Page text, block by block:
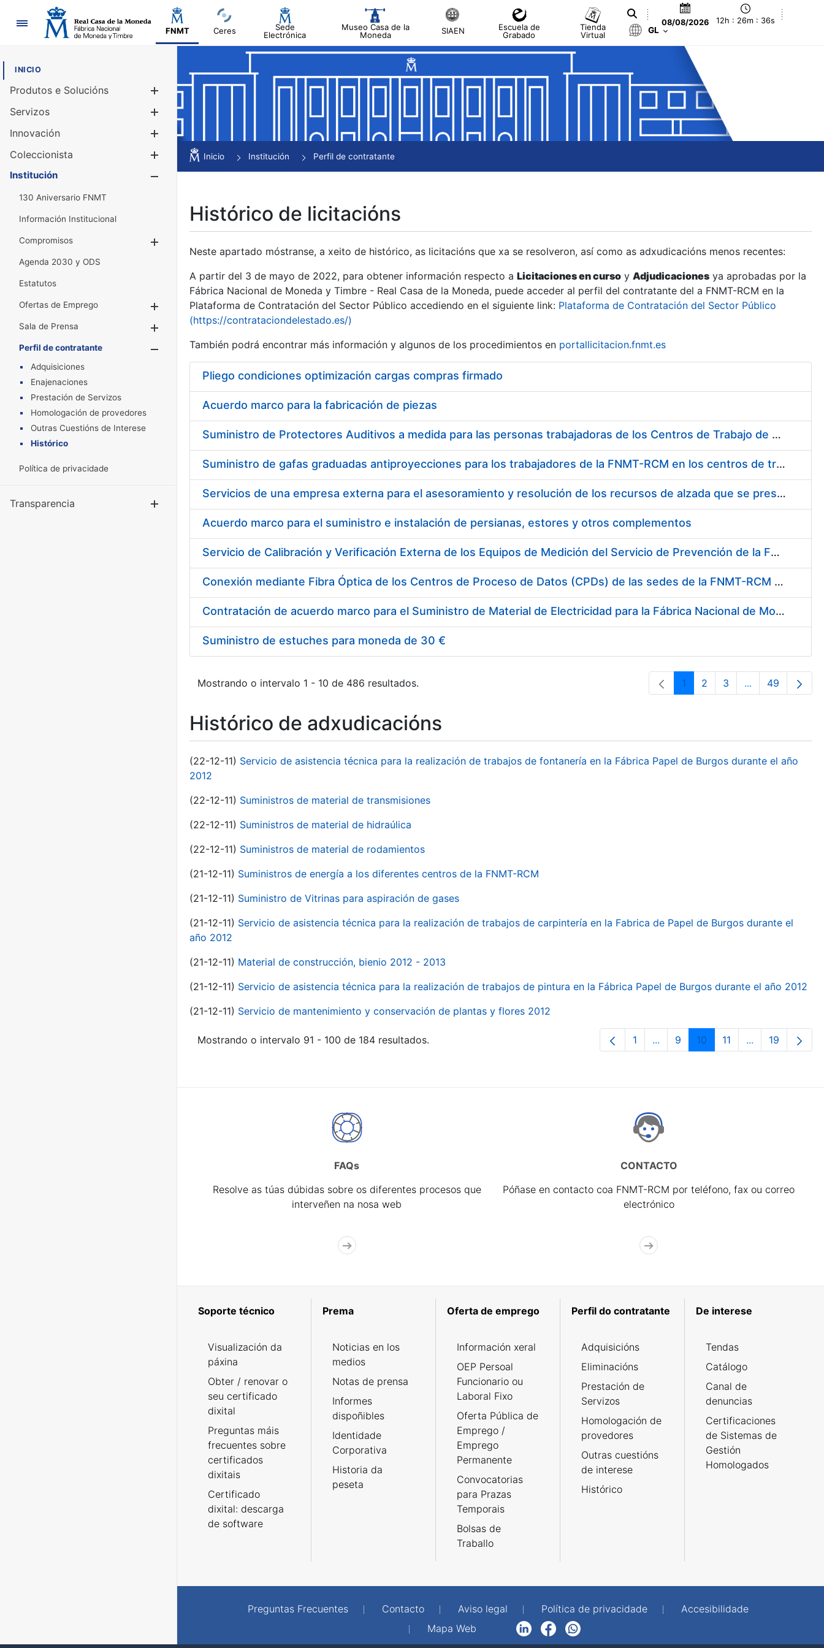
Navegación
FNMT Ceres
Sede
Electrónica
Museo Casa de la
Moneda
SIAEN
Escuela de
Grabado
Tienda
Virtual
08/08/2026 12h : 26m : 37s
GL
INICIO
Produtos e Solucións
Mostrar/Ocultar
Servizos
Innovación
Coleccionista
Mostrar/Ocultar
Institución
130 Aniversario FNMT
Información Institucional
Compromisos
Agenda 2030 y ODS
Estatutos
Ofertas de Emprego
Mostrar/Ocultar
Sala de Prensa
Mostrar/Ocultar
Perfil de contratante
Mostrar/Ocultar
Adquisiciones
Enajenaciones
Prestación de Servizos
Homologación de provedores
Outras Cuestións de Interese
Histórico
Política de privacidade
Transparencia
Inicio Institución Perfil de contratante
Histórico de licitacións
Neste apartado móstranse, a xeito de histórico, as licitacións que xa se resolveron, así como as adxudicacións menos recentes:
A partir del 3 de mayo de 2022, para obtener información respecto a Licitaciones en curso y Adjudicaciones ya aprobadas por la
Fábrica Nacional de Moneda y Timbre - Real Casa de la Moneda, puede acceder al perfil del contratante del a FNMT-RCM en la
Plataforma de Contratación del Sector Público accediendo en el siguiente link: Plataforma de Contratación del Sector Público
(https://contrataciondelestado.es/)
También podrá encontrar más información y algunos de los procedimientos en portallicitacion.fnmt.es
Pliego condiciones optimización cargas compras firmado
Acuerdo marco para la fabricación de piezas
Suministro de Protectores Auditivos a medida para las personas trabajadoras de los Centros de Trabajo de Madrid y Burgos
Suministro de gafas graduadas antiproyecciones para los trabajadores de la FNMT-RCM en los centros de trabajo de Madrid y Burgos
Servicios de una empresa externa para el asesoramiento y resolución de los recursos de alzada que se presentan relacionados con procesos de selección para la FNMT-RCM
Acuerdo marco para el suministro e instalación de persianas, estores y otros complementos
Servicio de Calibración y Verificación Externa de los Equipos de Medición del Servicio de Prevención de la FNMT-RCM
Conexión mediante Fibra Óptica de los Centros de Proceso de Datos (CPDs) de las sedes de la FNMT-RCM de Burgos y Madrid
Contratación de acuerdo marco para el Suministro de Material de Electricidad para la Fábrica Nacional de Moneda y Timbre-Real Casa de la Moneda en su centro de trabajo de Burgos
Suministro de estuches para moneda de 30 €
Mostrando o intervalo 1 - 10 de 486 resultados. Páxina
1 Páxina
2 Páxina
3 ...PáxinasPáxina
49
Histórico de adxudicacións
(22-12-11) Servicio de asistencia técnica para la realización de trabajos de fontanería en la Fábrica Papel de Burgos durante el año
2012
(22-12-11) Suministros de material de transmisiones
(22-12-11) Suministros de material de hidraúlica
(22-12-11) Suministros de material de rodamientos
(21-12-11) Suministros de energía a los diferentes centros de la FNMT-RCM
(21-12-11) Suministro de Vitrinas para aspiración de gases
(21-12-11) Servicio de asistencia técnica para la realización de trabajos de carpintería en la Fabrica de Papel de Burgos durante el
año 2012
(21-12-11) Material de construcción, bienio 2012 - 2013
(21-12-11) Servicio de asistencia técnica para la realización de trabajos de pintura en la Fábrica Papel de Burgos durante el año 2012
(21-12-11) Servicio de mantenimiento y conservación de plantas y flores 2012
Mostrando o intervalo 91 - 100 de 184 resultados. Páxina
1 ...Páxinas intermedias Use pestaña
Páxina
9 Páxina
10 Páxina
11 ...PáxinasPáxina
19
FAQs
Resolve as túas dúbidas sobre os diferentes procesos que
interveñen na nosa web
CONTACTO
Póñase en contacto coa FNMT-RCM por teléfono, fax ou correo
electrónico
Soporte técnico
Visualización da
páxina
Obter / renovar o
seu certificado
dixital
Preguntas máis
frecuentes sobre
certificados
dixitais
Certificado
dixital: descarga
de software
Prema
Noticias en los
medios
Notas de prensa
Informes
dispoñibles
Identidade
Corporativa
Historia da
peseta
Oferta de emprego
Información xeral
OEP Persoal
Funcionario ou
Laboral Fixo
Oferta Pública de
Emprego /
Emprego
Permanente
Convocatorias
para Prazas
Temporais
Bolsas de
Traballo
Perfil do contratante
Adquisicións
Eliminacións
Prestación de
Servizos
Homologación de
provedores
Outras cuestións
de interese
Histórico
De interese
Tendas
Catálogo
Canal de
denuncias
Certificaciones
de Sistemas de
Gestión
Homologados
Preguntas Frecuentes Contacto Aviso legal Política de privacidade
Accesibilidade
Mapa Web
LinkedInFacebookWhatsApp